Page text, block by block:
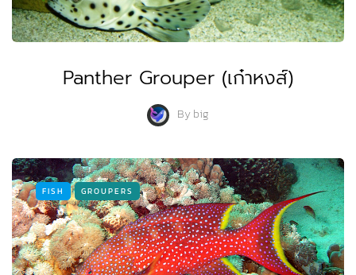
Panther Grouper (เก๋าหงส์)
Bybig
FISH GROUPERS